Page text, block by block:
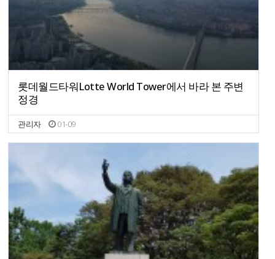
롯데월드타워Lotte World Tower에서 바라 본 주변
정경
관리자 01-09